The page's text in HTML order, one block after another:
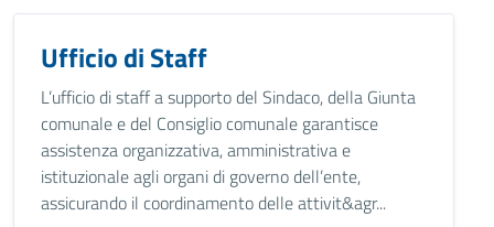
Ufficio di Staff
L’ufficio di staff a supporto del Sindaco, della Giunta
comunale e del Consiglio comunale garantisce
assistenza organizzativa, amministrativa e
istituzionale agli organi di governo dell’ente,
assicurando il coordinamento delle attivit&agr...